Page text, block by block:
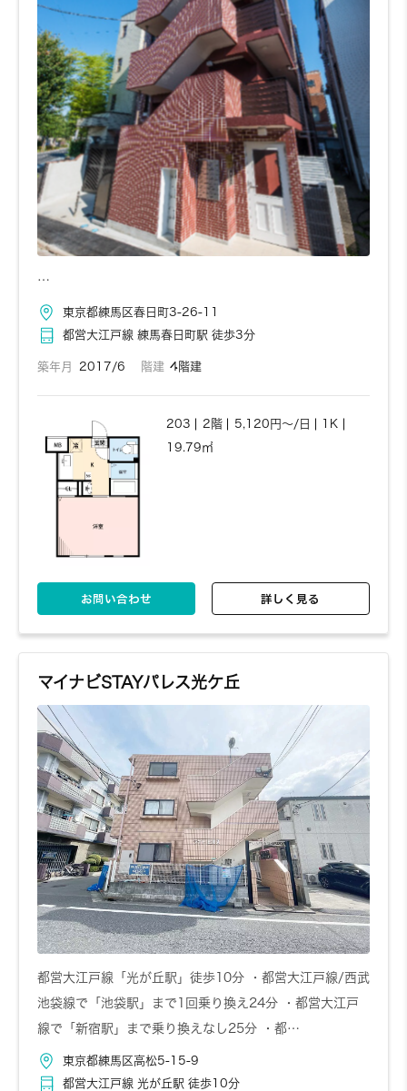
…
東京都練馬区春日町3-26-11
都営大江戸線 練馬春日町駅 徒歩3分
築年月 2017/6 階建 4階建
203 2階 5,120円～/日
1K
19.79㎡
お問い合わせ 詳しく見る
マイナビSTAYパレス光ケ丘
都営大江戸線「光が丘駅」徒歩10分 ・都営大江戸線/西武
池袋線で「池袋駅」まで1回乗り換え24分 ・都営大江戸
線で「新宿駅」まで乗り換えなし25分 ・都…
東京都練馬区高松5-15-9
都営大江戸線 光が丘駅 徒歩10分